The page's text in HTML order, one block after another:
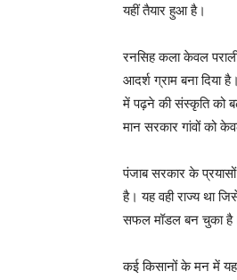
यहीं तैयार हुआ है।
रनसिह कला केवल
आदर्श ग्राम बना दिया
में पढ़ने की संस्कृति को
मान सरकार गांवों को
पंजाब सरकार के
है। यह वही राज्य था
सफल मॉडल बन चुका है।
कई किसानों के मन में यह